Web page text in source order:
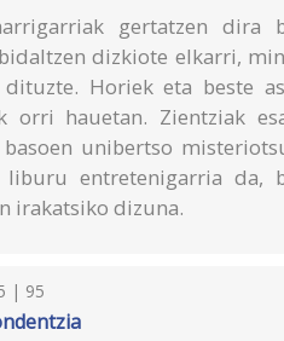
gertatzen dira
dizkiote elkarri,
dituzte. Horiek eta beste
orri hauetan. Zientziak
basoen unibertso
liburu entretenigarria da,
irakatsiko dizuna.
| 95